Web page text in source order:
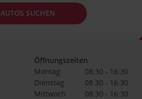
AUTOS SUCHEN
Öffnungszeiten
Montag
08:30 - 16:30
Dienstag
08:30 - 16:30
Mittwoch
08:30 - 16:30